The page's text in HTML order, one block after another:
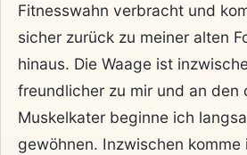
Fitnesswahn verbracht und
sicher zurück zu meiner alten
hinaus. Die Waage ist
freundlicher zu mir und an den
Muskelkater beginne ich
gewöhnen. Inzwischen komme